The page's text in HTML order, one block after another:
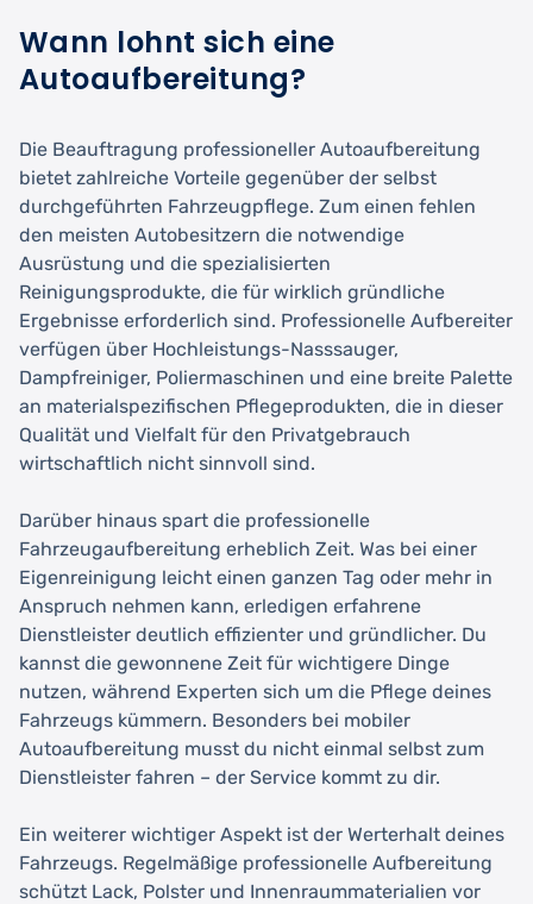
Wann lohnt sich eine
Autoaufbereitung?
Die Beauftragung professioneller Autoaufbereitung
bietet zahlreiche Vorteile gegenüber der selbst
durchgeführten Fahrzeugpflege. Zum einen fehlen
den meisten Autobesitzern die notwendige
Ausrüstung und die spezialisierten
Reinigungsprodukte, die für wirklich gründliche
Ergebnisse erforderlich sind. Professionelle Aufbereiter
verfügen über Hochleistungs-Nasssauger,
Dampfreiniger, Poliermaschinen und eine breite Palette
an materialspezifischen Pflegeprodukten, die in dieser
Qualität und Vielfalt für den Privatgebrauch
wirtschaftlich nicht sinnvoll sind.
Darüber hinaus spart die professionelle
Fahrzeugaufbereitung erheblich Zeit. Was bei einer
Eigenreinigung leicht einen ganzen Tag oder mehr in
Anspruch nehmen kann, erledigen erfahrene
Dienstleister deutlich effizienter und gründlicher. Du
kannst die gewonnene Zeit für wichtigere Dinge
nutzen, während Experten sich um die Pflege deines
Fahrzeugs kümmern. Besonders bei mobiler
Autoaufbereitung musst du nicht einmal selbst zum
Dienstleister fahren – der Service kommt zu dir.
Ein weiterer wichtiger Aspekt ist der Werterhalt deines
Fahrzeugs. Regelmäßige professionelle Aufbereitung
schützt Lack, Polster und Innenraummaterialien vor